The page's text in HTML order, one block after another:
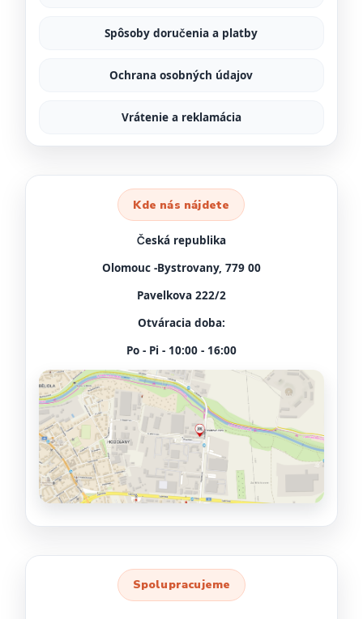
Spôsoby doručenia a platby
Ochrana osobných údajov
Vrátenie a reklamácia
Kde nás nájdete
Česká republika
Olomouc -Bystrovany, 779 00
Pavelkova 222/2
Otváracia doba:
Po - Pi - 10:00 - 16:00
Spolupracujeme